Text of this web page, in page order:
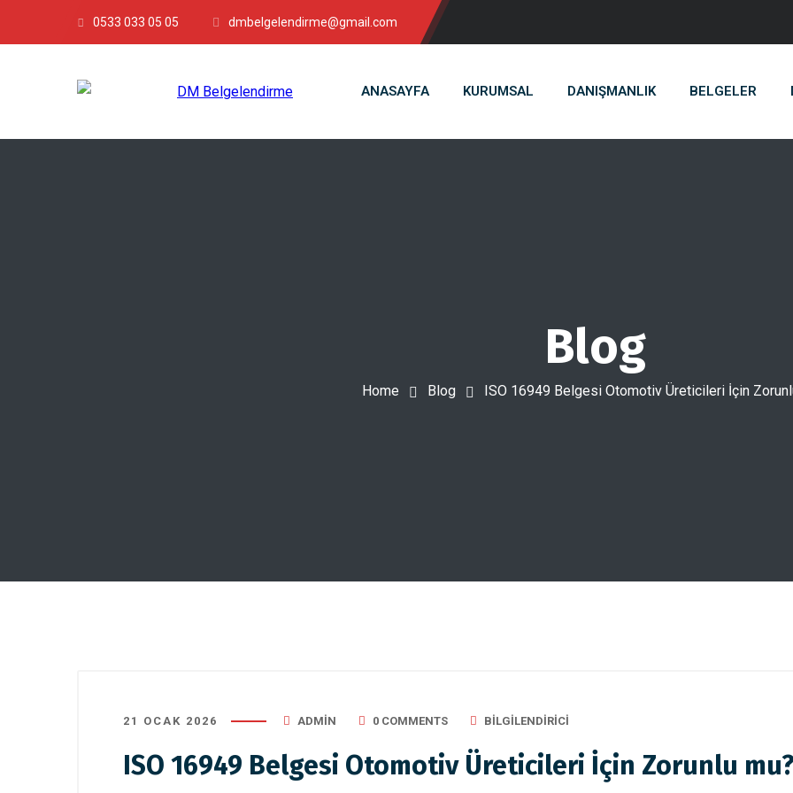
0533 033 05 05 dmbelgelendirme@gmail.com
ANASAYFA KURUMSAL DANIŞMANLIK BELGELER
Blog
Home Blog ISO 16949 Belgesi Otomotiv Üreticileri İçin
21 OCAK 2026 ADMIN 0 COMMENTS BILGILENDIRICI
ISO 16949 Belgesi Otomotiv Üreticileri İçin Zorunlu